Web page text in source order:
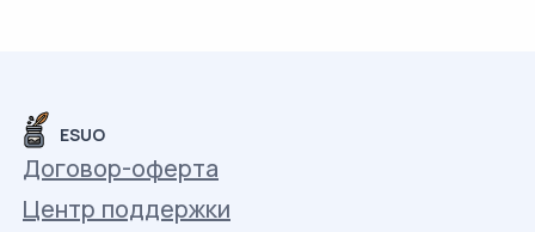
ESUO
Договор-оферта
Центр поддержки